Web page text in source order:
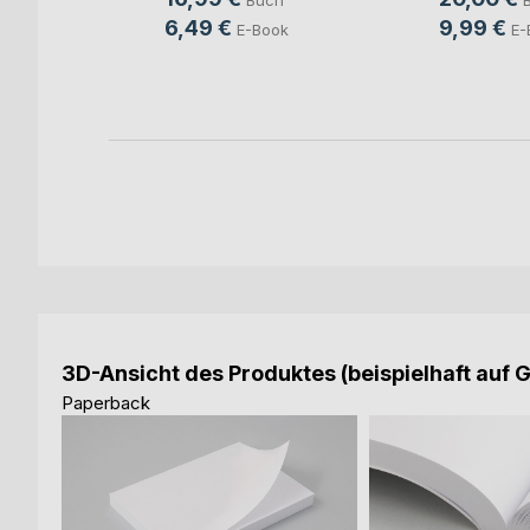
6,49 € E-Book 9,99 €
3D-Ansicht des Produktes (beispielhaft auf
Paperback